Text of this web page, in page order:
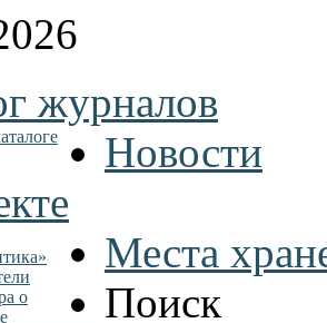
журналов
Новости
о
Места
Поиск